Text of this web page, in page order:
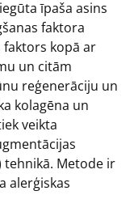
īpaša asins
faktora
faktors kopā ar
un citām
reģenerāciju un
kolagēna un
veikta
tehnikā. Metode ir
alerģiskas